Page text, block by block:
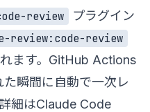
review
プラグイン
review:code-review
ます。GitHub Actions
瞬間に自動で一次レ
細はClaude Code